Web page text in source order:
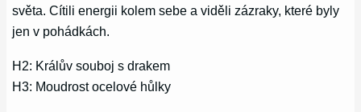
světa. Cítili energii kolem sebe a viděli zázraky, které byly
jen v pohádkách.
H2: Králův souboj s drakem
H3: Moudrost ocelové hůlky